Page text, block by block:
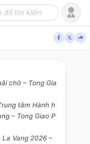
chờ – Tong Gia
tâm Hành h
– Tong Giao P
Vang 2026 –